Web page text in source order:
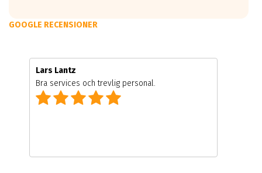
GOOGLE RECENSIONER
Lars Lantz
Bra services och trevlig personal.